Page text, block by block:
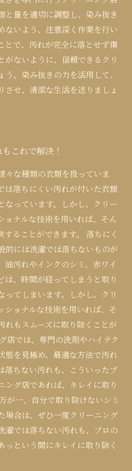
と量を適切に調整し、染み抜き
ないよう、注意深く作業を行い
とで、汚れが完全に落とせず傷
がないように、信頼できるクリ
。染み抜きの力を活用して、
させ、清潔な生活を送りましょ
これで解決！
々な種類の衣類を扱っていま
は落ちにくい汚れが付いた衣類
なっています。しかし、クリー
ョナルな技術を用いれば、そん
ることができます。 落ちにく
的には洗濯では落ちないものが
油汚れやインクのシミ、赤ワイ
は、時間が経ってしまうと取り
ってしまいます。しかし、クリ
ショナルな技術を用いれば、そ
れもスムーズに取り除くことが
店では、専門の洗剤やハイテク
態を見極め、最適な方法で汚れ
落ちない汚れも、こういったプ
ング店であれば、キレイに取り
が一、自分で取り除けないシミ
場合は、ぜひ一度クリーニング
濯では落ちない汚れも、プロの
っという間にキレイに取り除く